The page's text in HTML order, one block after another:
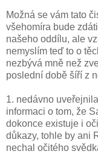
Možná se vám tato
všehomíra bude
našeho oddílu, ale
nemyslím teď to o
nezbývá mně než
poslední době šíří z
1. nedávno
informaci o tom, že
dokonce existuje i
důkazy, tohle by ani
nechal očitého